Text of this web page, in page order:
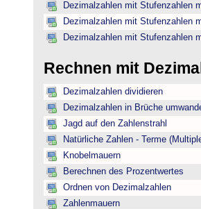
Dezimalzahlen mit Stufenzahlen
Dezimalzahlen mit Stufenzahlen
Dezimalzahlen mit Stufenzahlen
Rechnen mit
Dezimalzahlen dividieren
Dezimalzahlen in Brüche
Jagd auf den Zahlenstrahl
Natürliche Zahlen - Terme
Knobelmauern
Berechnen des Prozentwertes
Ordnen von Dezimalzahlen
Zahlenmauern